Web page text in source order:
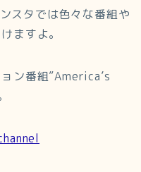
スタでは色々な番組や
ますよ。
ン番組”America’s